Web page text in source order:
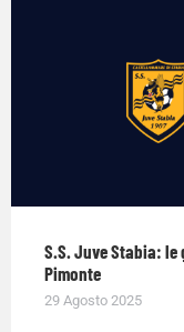
S.S. Juve Stabia: le
Pimonte
29 Agosto 2025